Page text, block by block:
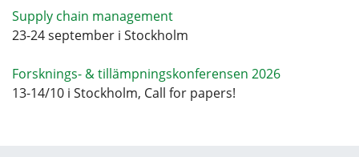
Supply chain management
23-24 september i Stockholm
Forsknings- & tillämpningskonferensen 2026
13-14/10 i Stockholm, Call for papers!